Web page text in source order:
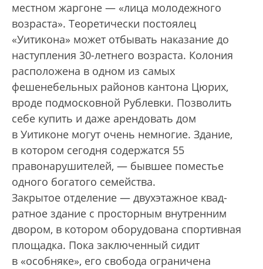
местном жаргоне — «лица молодежного
возраста». Теоретически постоялец
«Уитикона» может отбывать наказание до
наступления 30-летнего возраста. Колония
расположена в одном из самых
фешенебельных районов кантона Цюрих,
вроде подмосковной Рублевки. Позволить
себе купить и даже арендовать дом
в Уитиконе могут очень немногие. Здание,
в котором сегодня содержатся 55
правонарушителей, — бывшее поместье
одного богатого семейства.
Закрытое отделение — двухэтажное квад­
ратное здание с просторным внутренним
двором, в котором оборудована спортивная
площадка. Пока заключенный сидит
в «особняке», его свобода ограничена